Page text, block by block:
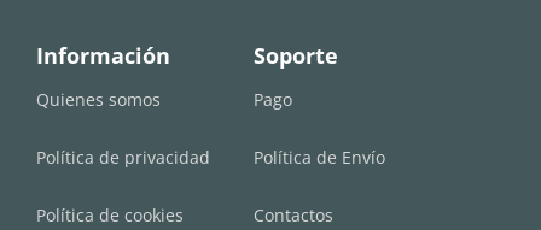
Información
Quienes somos
Política de privacidad
Política de cookies
Soporte
Pago
Política de Envío
Contactos